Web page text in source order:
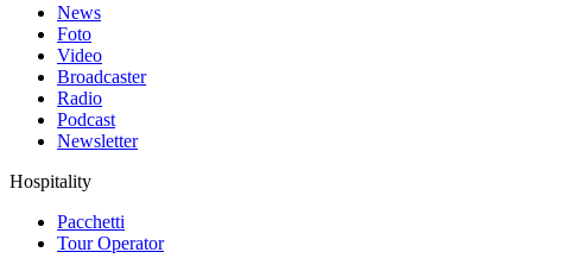
News
Foto
Video
Broadcaster
Radio
Podcast
Newsletter
Hospitality
Pacchetti
Tour Operator